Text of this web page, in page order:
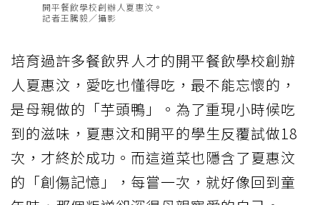
開平餐飲學校創辦人夏惠汶。
記者王騰毅／攝影
培育過許多餐飲界人才的開平餐飲學校創辦
人夏惠汶，愛吃也懂得吃，最不能忘懷的，
是母親做的「芋頭鴨」。為了重現小時候吃
到的滋味，夏惠汶和開平的學生反覆試做18
次，才終於成功。而這道菜也隱含了夏惠汶
的「創傷記憶」，每嘗一次，就好像回到童